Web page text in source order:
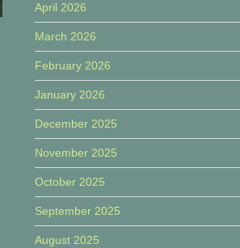
April 2026
March 2026
February 2026
January 2026
December 2025
November 2025
October 2025
September 2025
August 2025